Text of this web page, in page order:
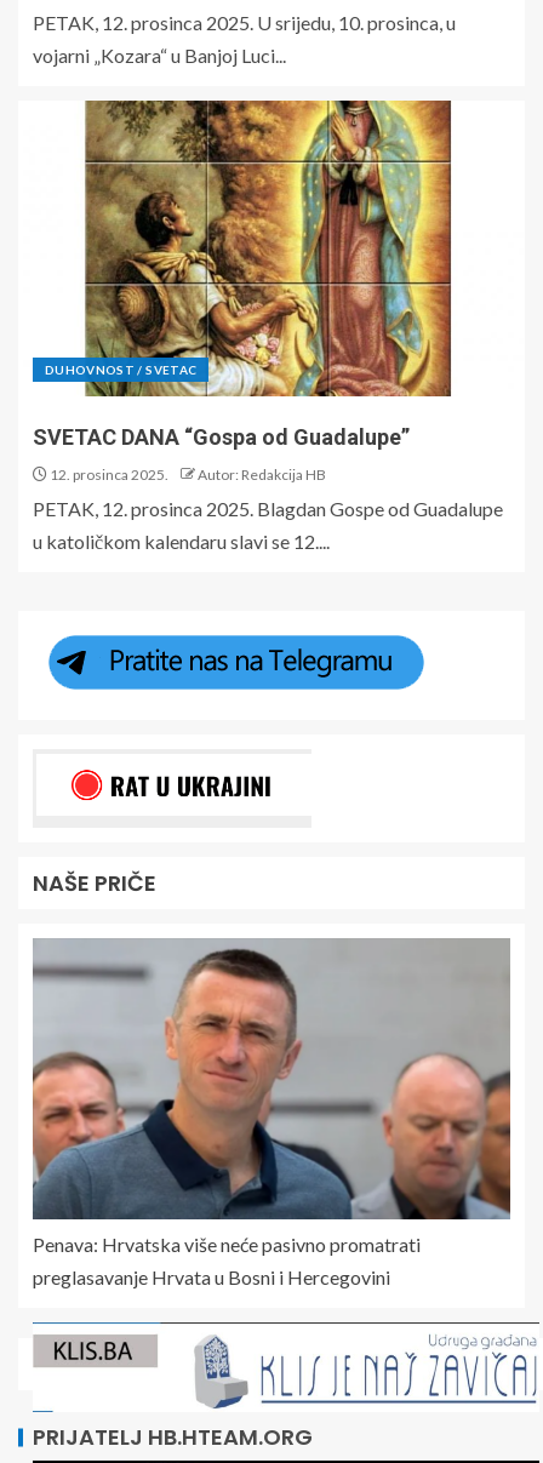
PETAK, 12. prosinca 2025. U srijedu, 10. prosinca, u
vojarni „Kozara“ u Banjoj Luci...
DUHOVNOST / SVETAC
SVETAC DANA “Gospa od Guadalupe”
12. prosinca 2025. Autor: Redakcija HB
PETAK, 12. prosinca 2025. Blagdan Gospe od Guadalupe
u katoličkom kalendaru slavi se 12....
NAŠE PRIČE
Penava: Hrvatska više neće pasivno promatrati
preglasavanje Hrvata u Bosni i Hercegovini
PRIJATELJ HB.HTEAM.ORG